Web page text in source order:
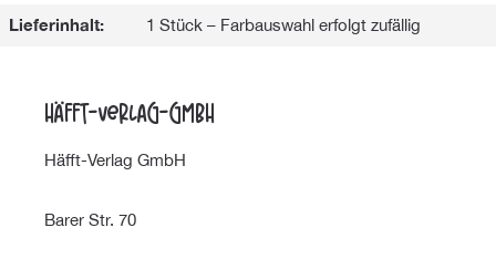
Lieferinhalt: 1 Stück – Farbauswahl erfolgt zufällig
Häfft-Verlag-GmbH
Häfft-Verlag GmbH
Barer Str. 70